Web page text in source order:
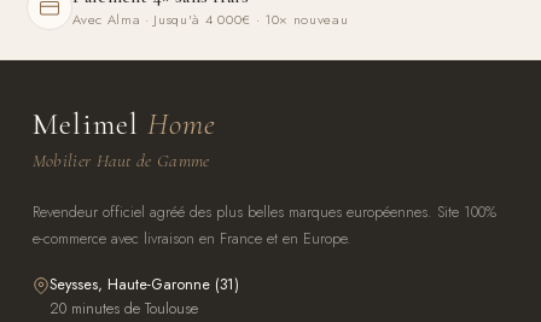
Avec Alma · Jusqu'à 4 000€ · 10× nouveau
Melimel Home
Mobilier Haut de Gamme
Revendeur officiel agréé des plus belles marques européennes. Site 100%
e-commerce avec livraison en France et en Europe.
Seysses, Haute-Garonne (31)
20 minutes de Toulouse